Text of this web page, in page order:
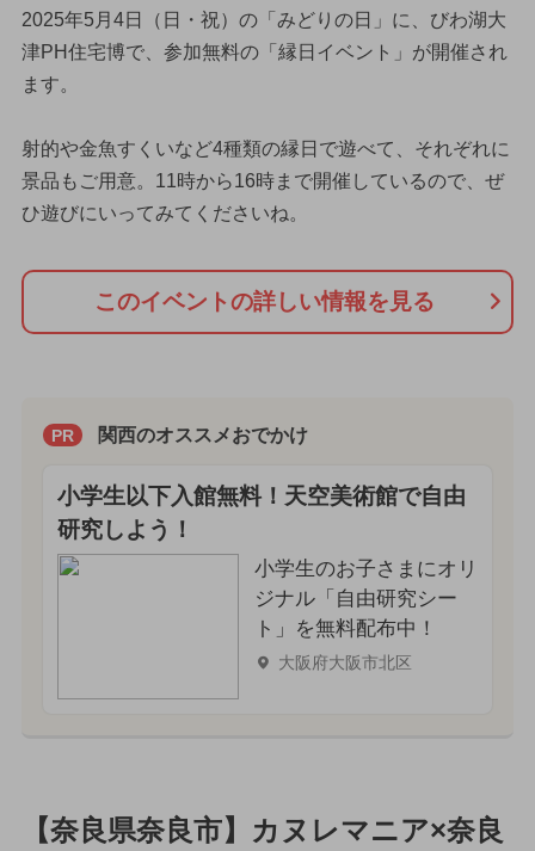
2025年5月4日（日・祝）の「みどりの日」に、びわ湖大
津PH住宅博で、参加無料の「縁日イベント」が開催され
ます。
射的や金魚すくいなど4種類の縁日で遊べて、それぞれに
景品もご用意。11時から16時まで開催しているので、ぜ
ひ遊びにいってみてくださいね。
このイベントの詳しい情報を見る
PR 関西のオススメおでかけ
小学生以下入館無料！天空美術館で自由
研究しよう！
小学生のお子さまにオリ
ジナル「自由研究シー
ト」を無料配布中！
大阪府大阪市北区
【奈良県奈良市】カヌレマニア×奈良